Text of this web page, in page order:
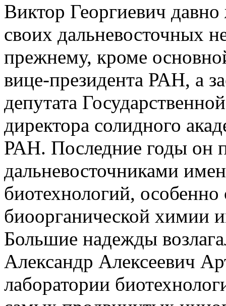
Виктор Георгиевич
своих дальневосточных
прежнему, кроме
вице-президента РАН, а
депутата
директора солидного
РАН. Последние годы он
дальневосточниками
биотехнологий,
биоорганической
Большие надежды
Александр Алексеевич
лаборатории